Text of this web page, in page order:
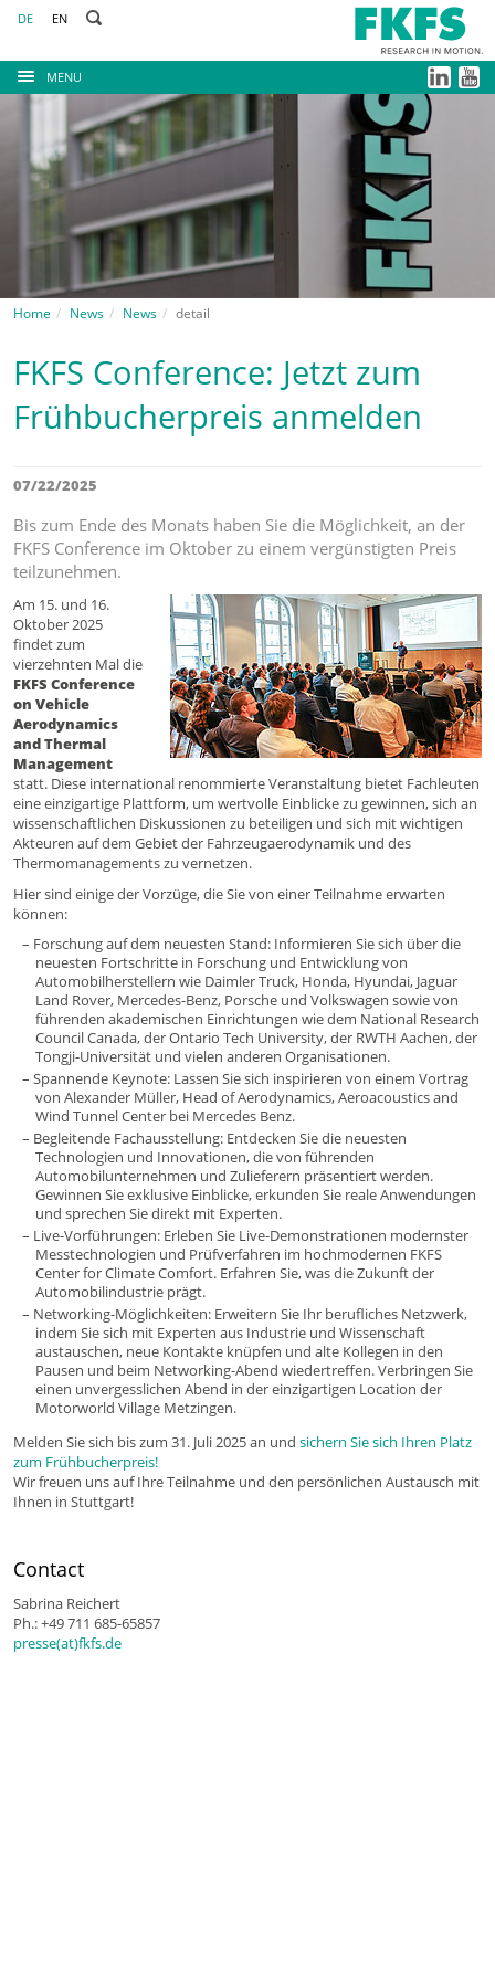
DE EN
MENU
Home News News detail
FKFS Conference: Jetzt zum
Frühbucherpreis anmelden
07/22/2025
Bis zum Ende des Monats haben Sie die Möglichkeit, an der
FKFS Conference im Oktober zu einem vergünstigten Preis
teilzunehmen.
Am 15. und 16.
Oktober 2025
findet zum
vierzehnten Mal die
FKFS Conference
on Vehicle
Aerodynamics
and Thermal
Management
statt. Diese international renommierte Veranstaltung bietet Fachleuten
eine einzigartige Plattform, um wertvolle Einblicke zu gewinnen, sich an
wissenschaftlichen Diskussionen zu beteiligen und sich mit wichtigen
Akteuren auf dem Gebiet der Fahrzeugaerodynamik und des
Thermomanagements zu vernetzen.
Hier sind einige der Vorzüge, die Sie von einer Teilnahme erwarten
können:
Forschung auf dem neuesten Stand: Informieren Sie sich über die
neuesten Fortschritte in Forschung und Entwicklung von
Automobilherstellern wie Daimler Truck, Honda, Hyundai, Jaguar
Land Rover, Mercedes-Benz, Porsche und Volkswagen sowie von
führenden akademischen Einrichtungen wie dem National Research
Council Canada, der Ontario Tech University, der RWTH Aachen, der
Tongji-Universität und vielen anderen Organisationen.
Spannende Keynote: Lassen Sie sich inspirieren von einem Vortrag
von Alexander Müller, Head of Aerodynamics, Aeroacoustics and
Wind Tunnel Center bei Mercedes Benz.
Begleitende Fachausstellung: Entdecken Sie die neuesten
Technologien und Innovationen, die von führenden
Automobilunternehmen und Zulieferern präsentiert werden.
Gewinnen Sie exklusive Einblicke, erkunden Sie reale Anwendungen
und sprechen Sie direkt mit Experten.
Live-Vorführungen: Erleben Sie Live-Demonstrationen modernster
Messtechnologien und Prüfverfahren im hochmodernen FKFS
Center for Climate Comfort. Erfahren Sie, was die Zukunft der
Automobilindustrie prägt.
Networking-Möglichkeiten: Erweitern Sie Ihr berufliches Netzwerk,
indem Sie sich mit Experten aus Industrie und Wissenschaft
austauschen, neue Kontakte knüpfen und alte Kollegen in den
Pausen und beim Networking-Abend wiedertreffen. Verbringen Sie
einen unvergesslichen Abend in der einzigartigen Location der
Motorworld Village Metzingen.
Melden Sie sich bis zum 31. Juli 2025 an und sichern Sie sich Ihren Platz
zum Frühbucherpreis!
Wir freuen uns auf Ihre Teilnahme und den persönlichen Austausch mit
Ihnen in Stuttgart!
Contact
Sabrina Reichert
Ph.: +49 711 685-65857
presse(at)fkfs.de